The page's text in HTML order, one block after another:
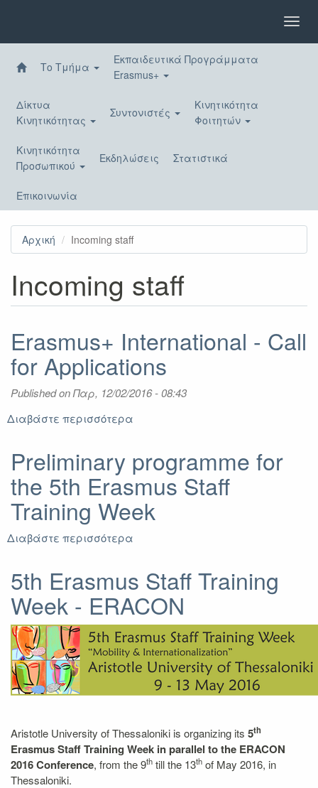
περιεχόμενο
Το Τμήμα
Εκπαιδευτικά Προγράμματα
Erasmus+
Δίκτυα
Κινητικότητας
Συντονιστές
Κινητικότητα
Φοιτητών
Κινητικότητα
Προσωπικού
Εκδηλώσεις Στατιστικά
Επικοινωνία
Αρχική Incoming staff
Incoming staff
Erasmus+ International - Call
for Applications
Published onΠαρ, 12/02/2016 - 08:43
Διαβάστε περισσότερα
-
Call
for
Applications
Preliminary programme for
the 5th Erasmus Staff
Training Week
Διαβάστε περισσότερα
for
the
5th
Erasmus
Staff
Training
Week
5th Erasmus Staff Training
Week - ERACON
Aristotle University of Thessaloniki is organizing its 5th
Erasmus Staff Training Week in parallel to the ERACON
2016 Conference, from the 9th till the 13th of May 2016, in
Thessaloniki.